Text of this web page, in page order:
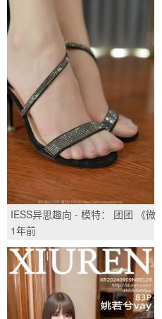
IESS异思趣向 - 模特： 团团 《微
观世界（下）》/(89P)
1年前